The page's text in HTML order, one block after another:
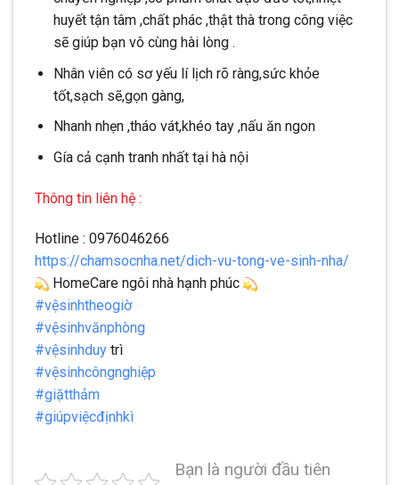
huyết tận tâm ,chất phác ,thật thà trong công việc
sẽ giúp bạn vô cùng hài lòng .
Nhân viên có sơ yếu lí lịch rõ ràng,sức khỏe
tốt,sạch sẽ,gọn gàng,
Nhanh nhẹn ,tháo vát,khéo tay ,nấu ăn ngon
Gía cả cạnh tranh nhất tại hà nội
Thông tin liên hệ :
Hotline : 0976046266
https://chamsocnha.net/dich-vu-tong-ve-sinh-nha/
HomeCare ngôi nhà hạnh phúc
#vệsinhtheogiờ
#vệsinhvănphòng
#vệsinhduy trì
#vệsinhcôngnghiệp
#giặtthảm
#giúpviệcđịnhkì
Bạn là người đầu tiên